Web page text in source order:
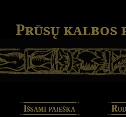
Prūsų kalbos
Išsami paieška